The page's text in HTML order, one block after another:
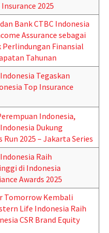
2025
Bank CTBC Indonesia
Assurance sebagai
Perlindungan Finansial
Tahunan
Tegaskan
Top Insurance
Indonesia,
Dukung
Run 2025 – Jakarta Series
Raih
di Indonesia
Awards 2025
Tomorrow Kembali
Life Indonesia Raih
CSR Brand Equity